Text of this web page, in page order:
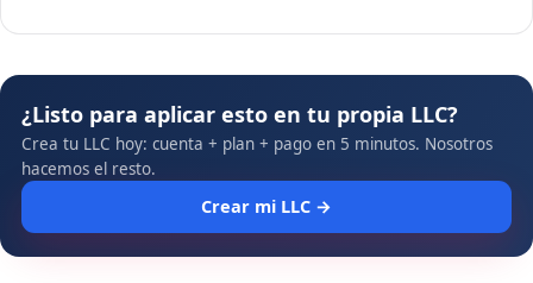
¿Listo para aplicar esto en tu propia LLC?
Crea tu LLC hoy: cuenta + plan + pago en 5 minutos. Nosotros
hacemos el resto.
Crear mi LLC →